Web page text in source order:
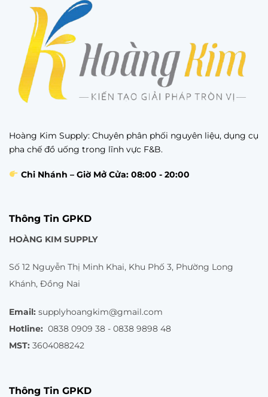
Hoàng Kim Supply: Chuyên phân phối nguyên liệu, dụng cụ
pha chế đồ uống trong lĩnh vực F&B.
Chi Nhánh – Giờ Mở Cửa: 08:00 - 20:00
Thông Tin GPKD
HOÀNG KIM SUPPLY
Số 12 Nguyễn Thị Minh Khai, Khu Phố 3, Phường Long
Khánh, Đồng Nai
Email: supplyhoangkim@gmail.com
Hotline: 0838 0909 38 - 0838 9898 48
MST: 3604088242
Thông Tin GPKD